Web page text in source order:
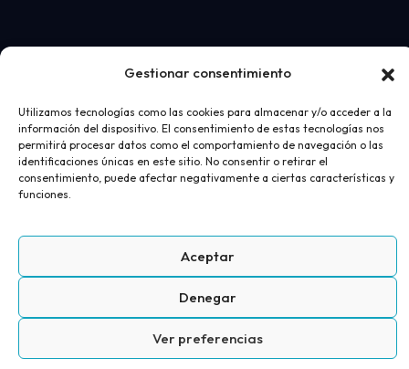
Gestionar consentimiento
Utilizamos tecnologías como las cookies para almacenar y/o acceder a la
información del dispositivo. El consentimiento de estas tecnologías nos
permitirá procesar datos como el comportamiento de navegación o las
identificaciones únicas en este sitio. No consentir o retirar el
consentimiento, puede afectar negativamente a ciertas características y
funciones.
Aceptar
Denegar
Ver preferencias
Desarrollo webrealizado porAICOR- Ortopedia
Juan Bravo 2026
Aviso LegalPolítica de privacidadPolítica de cookies
Términos y condiciones de compra